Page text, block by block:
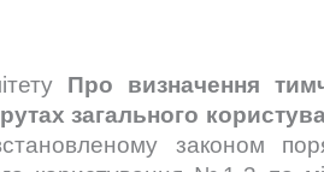
Про визначення
загального
законом